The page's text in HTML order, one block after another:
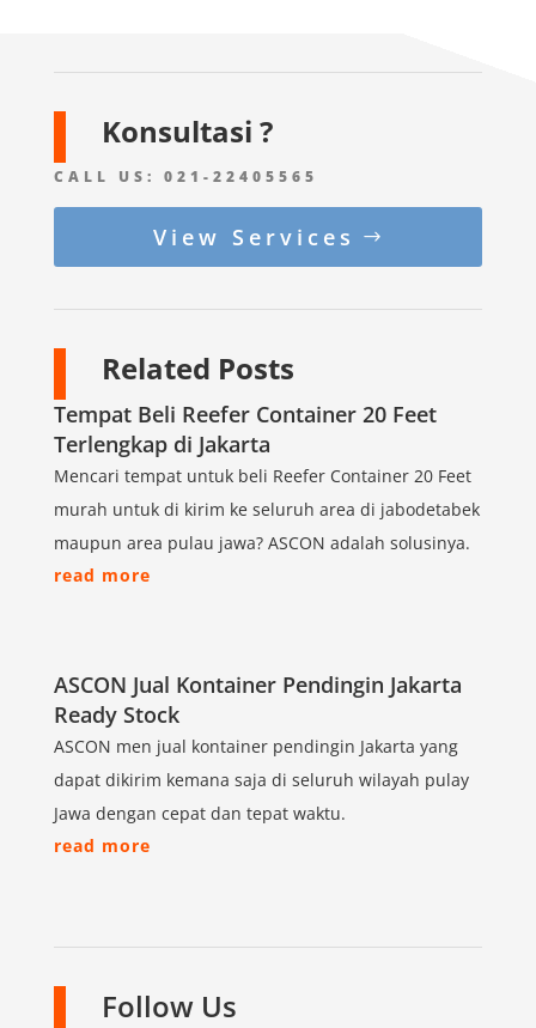
Konsultasi ?
CALL US: 021-22405565
View Services
Related Posts
Tempat Beli Reefer Container 20 Feet
Terlengkap di Jakarta
Mencari tempat untuk beli Reefer Container 20 Feet
murah untuk di kirim ke seluruh area di jabodetabek
maupun area pulau jawa? ASCON adalah solusinya.
read more
ASCON Jual Kontainer Pendingin Jakarta
Ready Stock
ASCON men jual kontainer pendingin Jakarta yang
dapat dikirim kemana saja di seluruh wilayah pulay
Jawa dengan cepat dan tepat waktu.
read more
Follow Us